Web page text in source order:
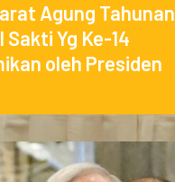
Agung Tahunan
Sakti Yg Ke-14
oleh Presiden